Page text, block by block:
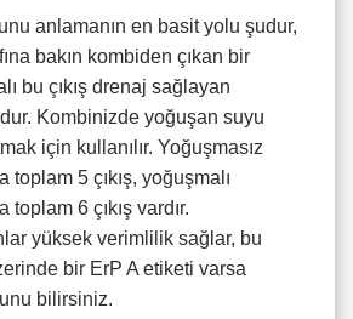
anlamanın en basit yolu şudur,
bakın kombiden çıkan bir
bu çıkış drenaj sağlayan
Kombinizde yoğuşan suyu
için kullanılır. Yoğuşmasız
toplam 5 çıkış, yoğuşmalı
toplam 6 çıkış vardır.
yüksek verimlilik sağlar, bu
bir ErP A etiketi varsa
bilirsiniz.